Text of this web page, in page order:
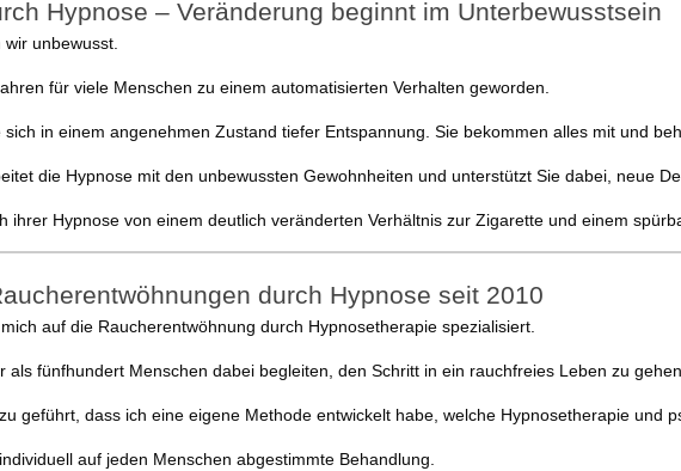
Hypnose – Veränderung beginnt im Unterbewusstsein
unbewusst.
für viele Menschen zu einem automatisierten Verhalten geworden.
in einem angenehmen Zustand tiefer Entspannung. Sie bekommen alles mit und
die Hypnose mit den unbewussten Gewohnheiten und unterstützt Sie dabei, neue
ihrer Hypnose von einem deutlich veränderten Verhältnis zur Zigarette und einem
durch Hypnose seit 2010
auf die Raucherentwöhnung durch Hypnosetherapie spezialisiert.
als fünfhundert Menschen dabei begleiten, den Schritt in ein rauchfreies Leben zu
geführt, dass ich eine eigene Methode entwickelt habe, welche Hypnosetherapie und
auf jeden Menschen abgestimmte Behandlung.